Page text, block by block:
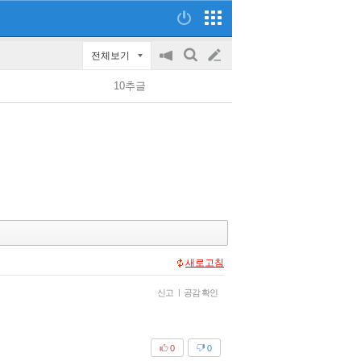
전체보기
공
on/off
검
글
쓰
10추글
새로고침
신고 | 공감 확인
0
0